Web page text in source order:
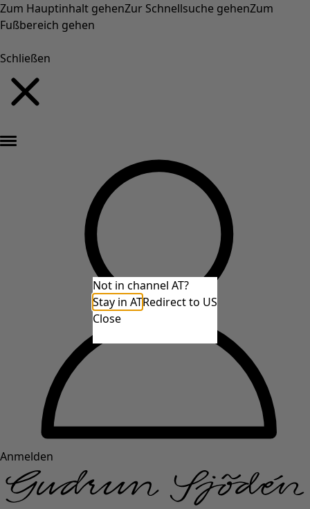
Zum Hauptinhalt gehenZur Schnellsuche gehenZum
Fußbereich gehen
Schließen
Anmelden
Not in channel AT?
Stay in ATRedirect to US
Close